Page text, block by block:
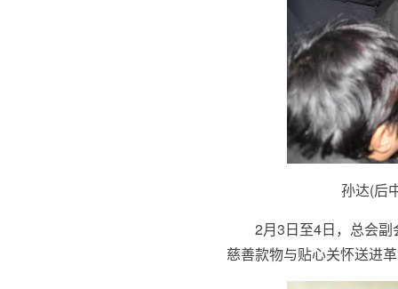
孙达(后
2月3日至4日，总会副
慈善款物与贴心关怀送进